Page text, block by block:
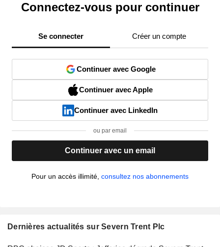
Connectez-vous pour continuer
Se connecter Créer un compte
Continuer avec Google
Continuer avec Apple
Continuer avec LinkedIn
ou par email
Continuer avec un email
Pour un accès illimité, consultez nos abonnements
Dernières actualités sur Severn Trent Plc